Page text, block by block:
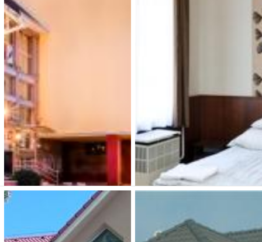
Margó Vendégházak
2 500 Ft (fő / éj-től)
4200 Hajdúszoboszló, Koch
Róbert u 21/c.
Típusa: Vendégházak •
SZÉP-kártya:
• WIFI:
Megnézem
SZÉP-kártya:
• Klíma:
Férőhely: 8
Megnézem